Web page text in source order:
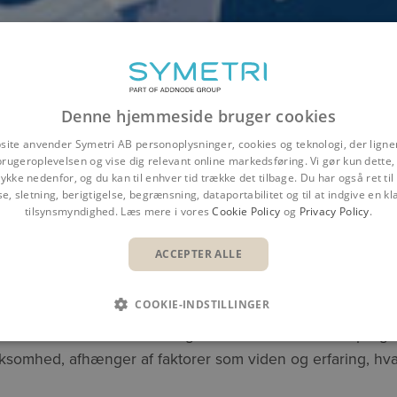
Design (CAD)
AFHÆNGIG AF DINE BEHOV
grad i hele forretningsprocessen, ved siden
Uanset behov og branche har Autodesk
afhænger af faktorer som viden og erfaring,
Denne hjemmeside bruger cookies
anvender Symetri AB personoplysninger, cookies og teknologi, der
og vise dig relevant online markedsføring. Vi gør kun
nedenfor, og du kan til enhver tid trække det tilbage. Du har også ret til
sletning, berigtigelse, begrænsning, dataportabilitet og til at indgive en
tilsynsmyndighed. Læs mere i voresCookie Policy og Privacy Policy.
ACCEPTER ALLE
COOKIE-INDSTILLINGER